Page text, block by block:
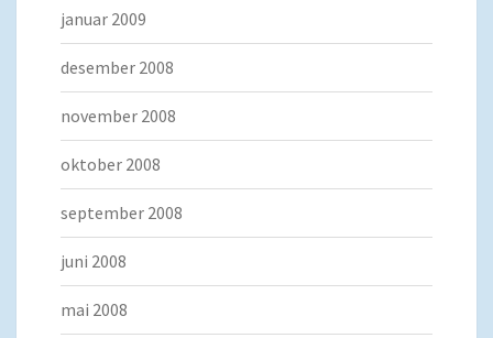
januar 2009
desember 2008
november 2008
oktober 2008
september 2008
juni 2008
mai 2008